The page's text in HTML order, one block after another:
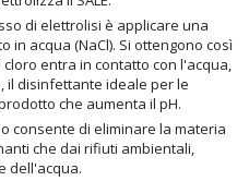
di elettrolisi è applicare una
in acqua (NaCl). Si ottengono così
cloro entra in contatto con l'acqua,
il disinfettante ideale per le
che aumenta il pH.
consente di eliminare la materia
che dai rifiuti ambientali,
dell'acqua.